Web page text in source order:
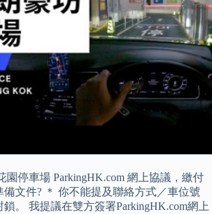
園停車場 ParkingHK.com 網上協議，繳付
備文件? ＊ 你不能提及聯絡方式／‎車位號
。 我提議在雙方簽署ParkingHK.com網上